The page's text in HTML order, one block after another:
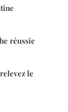
réussie
le